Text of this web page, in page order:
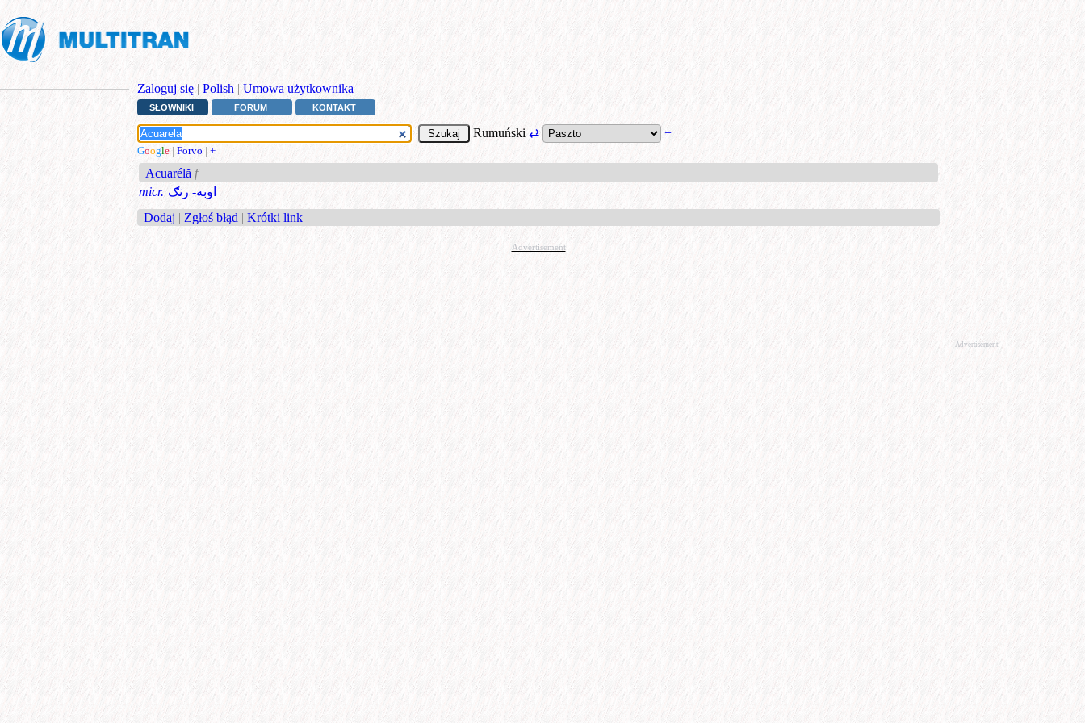
Zaloguj się | Polish | Umowa użytkownika
SŁOWNIKI FORUM KONTAKT
Rumuński ⇄ +
Google | Forvo | +
Acuarélă f
micr. اوبه- رنګ
Dodaj | Zgłoś błąd | Krótki link
Advertisement
Advertisement